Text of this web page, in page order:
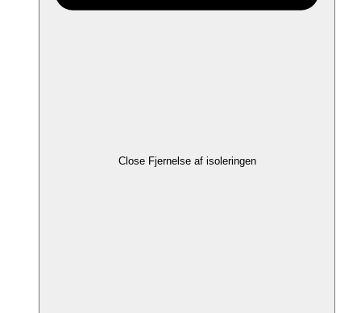
Close Fjernelse af isoleringen